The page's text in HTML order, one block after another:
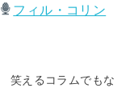
フィル・コリン
笑えるコラムでもな